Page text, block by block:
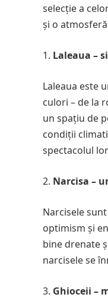
selecție a
și o
Laleaua –
Laleaua este
culori – de la
un spațiu de
condiții
spectacolul
Narcisa –
Narcisele
optimism și
bine drenate
narcisele se
Ghioceii –